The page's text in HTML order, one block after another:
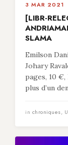
3 MAR 2021
[LIBR-
SLAMA
Emilson
Johary
pages, 10
plus d’un
in chroniques,